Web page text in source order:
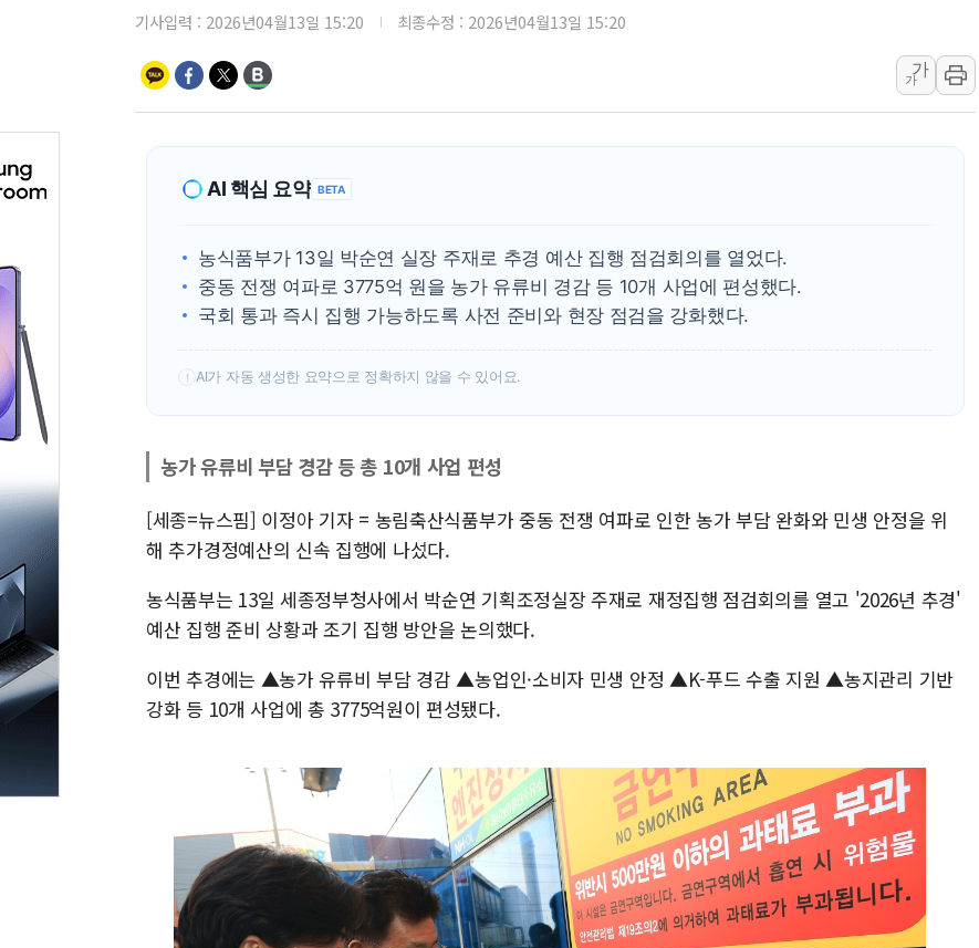
[속보] 민주, 강원 경선
정재헌 CEO, SKT 장기
홈플러스發 대형마트
윤준병·이해민 의원, '
'호우·산사태 주의보'
기사입력 : 2026년04월13일 15:20 최종수정 : 2026년04월13일 15:20
가
가
AI 핵심 요약 BETA
농식품부가 13일 박순연 실장 주재로 추경 예산 집행 점검회의를 열었다.
중동 전쟁 여파로 3775억 원을 농가 유류비 경감 등 10개 사업에 편성했다.
국회 통과 즉시 집행 가능하도록 사전 준비와 현장 점검을 강화했다.
! AI가 자동 생성한 요약으로 정확하지 않을 수 있어요.
농가 유류비 부담 경감 등 총 10개 사업 편성
[세종=뉴스핌] 이정아 기자 = 농림축산식품부가 중동 전쟁 여파로 인한 농가 부담 완화와 민생 안정을 위
해 추가경정예산의 신속 집행에 나섰다.
농식품부는 13일 세종정부청사에서 박순연 기획조정실장 주재로 재정집행 점검회의를 열고 '2026년 추경'
예산 집행 준비 상황과 조기 집행 방안을 논의했다.
이번 추경에는 ▲농가 유류비 부담 경감 ▲농업인·소비자 민생 안정 ▲K-푸드 수출 지원 ▲농지관리 기반
강화 등 10개 사업에 총 3775억원이 편성됐다.